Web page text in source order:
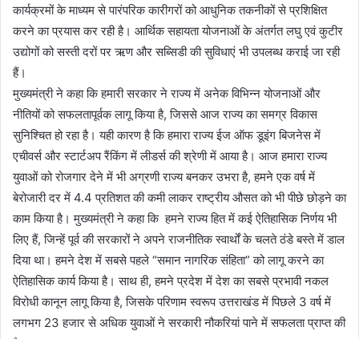
कार्यक्रमों के माध्यम से पारंपरिक कारीगरों को आधुनिक तकनीकों से प्रशिक्षित
करने का प्रयास कर रही है। आर्थिक सहायता योजनाओं के अंतर्गत लघु एवं कुटीर
उद्योगों को सस्ती दरों पर ऋण और सब्सिडी की सुविधाएं भी उपलब्ध कराई जा रही
हैं।
मुख्यमंत्री ने कहा कि हमारी सरकार ने राज्य में अनेक विभिन्न योजनाओं और
नीतियों को सफलतापूर्वक लागू किया है, जिससे आज राज्य का समग्र विकास
सुनिश्चित हो रहा है। यही कारण है कि हमारा राज्य ईज ऑफ डूइंग बिजनेस में
एचीवर्स और स्टार्टअप रैंकिंग में लीडर्स की श्रेणी में आया है। आज हमारा राज्य
युवाओं को रोजगार देने में भी अग्रणी राज्य बनकर उभरा है, हमने एक वर्ष में
बेरोजारी दर में 4.4 प्रतिशत की कमी लाकर राष्ट्रीय औसत को भी पीछे छोड़ने का
काम किया है। मुख्यमंत्री ने कहा कि हमने राज्य हित में कई ऐतिहासिक निर्णय भी
लिए हैं, जिन्हें पूर्व की सरकारों ने अपने राजनीतिक स्वार्थों के चलते ठंडे बस्ते में डाल
दिया था। हमने देश में सबसे पहले “समान नागरिक संहिता” को लागू करने का
ऐतिहासिक कार्य किया है। साथ ही, हमने प्रदेश में देश का सबसे प्रभावी नकल
विरोधी कानून लागू किया है, जिसके परिणाम स्वरूप उत्तराखंड में पिछले 3 वर्ष में
लगभग 23 हजार से अधिक युवाओं ने सरकारी नौकरियां पाने में सफलता प्राप्त की